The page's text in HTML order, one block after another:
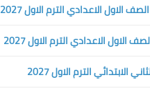
الاعدادي الترم الاول 2027
الاعدادي الترم الاول 2027
الترم الاول 2027